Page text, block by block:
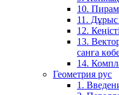
10.
11.
12.
13.
санға
14.
Геометрия рус
1.